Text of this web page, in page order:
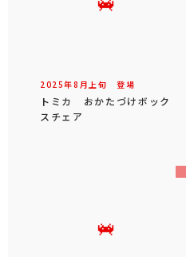
2025年8 月 上旬 登場
トミカ おかたづけボック
スチェア